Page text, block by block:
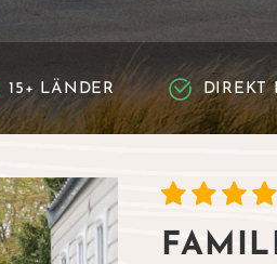
15+ LÄNDER DIREKT